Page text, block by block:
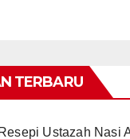
TERBARU
Resepi Ustazah Nasi